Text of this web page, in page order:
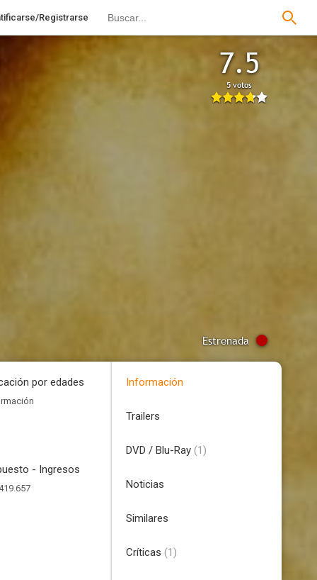
Registrarse
7.5
5 votos
Estrenada
por edades
- Ingresos
Información
Trailers
DVD / Blu-Ray (1)
Noticias
Similares
Críticas (1)